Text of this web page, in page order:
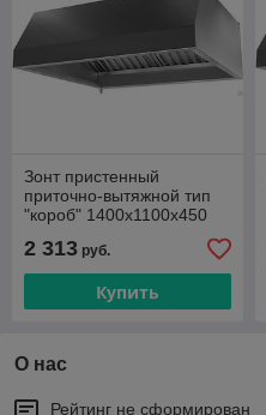
Зонт пристенный
приточно-вытяжной тип
"короб" 1400х1100х450
2 313 руб.
Купить
О нас
Рейтинг не сформирован